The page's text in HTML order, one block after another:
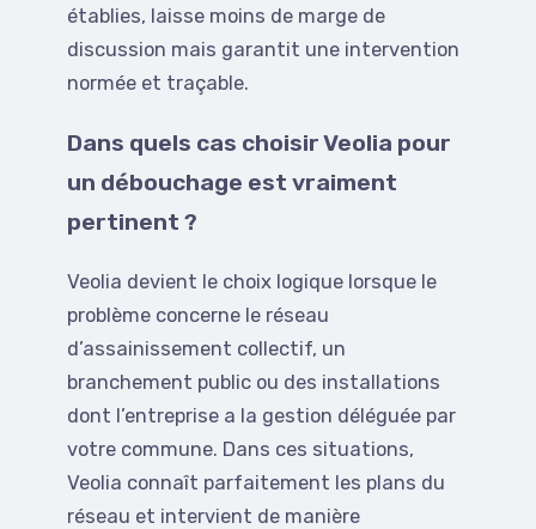
établies, laisse moins de marge de
discussion mais garantit une intervention
normée et traçable.
Dans quels cas choisir Veolia pour
un débouchage est vraiment
pertinent ?
Veolia devient le choix logique lorsque le
problème concerne le réseau
d’assainissement collectif, un
branchement public ou des installations
dont l’entreprise a la gestion déléguée par
votre commune. Dans ces situations,
Veolia connaît parfaitement les plans du
réseau et intervient de manière